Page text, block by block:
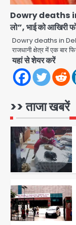
Dowry deaths in
लो”, भाई को आखिरी
Dowry deaths in
राजधानी क्षेत्र में एक बार
यहां से शेयर करें
>> ताजा खबरें
4
5
1
2
3